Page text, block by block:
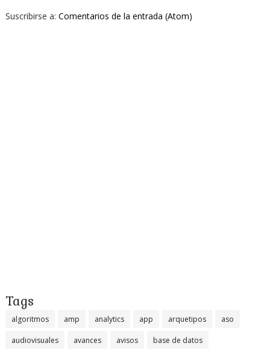
Suscribirse a: Comentarios de la entrada (Atom)
Tags
algoritmos amp analytics app arquetipos aso
audiovisuales avances avisos base de datos